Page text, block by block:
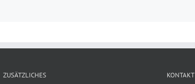
ZUSÄTZLICHES KONTAKT